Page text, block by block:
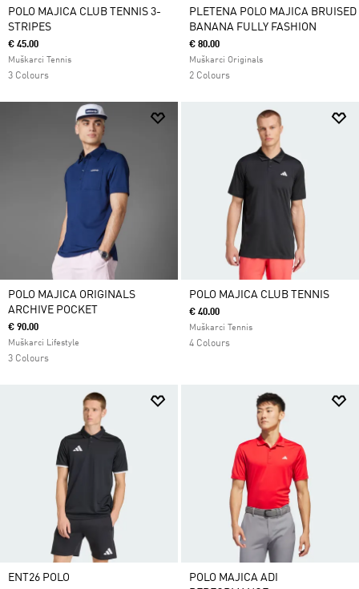
POLO MAJICA CLUB TENNIS 3-
STRIPES
€ 45.00
Muškarci Tennis
3 Colours
PLETENA POLO MAJICA BRUISED
BANANA FULLY FASHION
€ 80.00
Muškarci Originals
2 Colours
POLO MAJICA ORIGINALS
ARCHIVE POCKET
€ 90.00
Muškarci Lifestyle
3 Colours
POLO MAJICA CLUB TENNIS
€ 40.00
Muškarci Tennis
4 Colours
ENT26 POLO
POLO MAJICA ADI